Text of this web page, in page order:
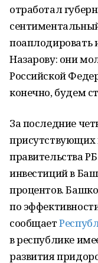
отработал
поаплодировать
Назарову: они
Российской
конечно, будем
За последние
правительства
инвестиций в
процентов.
по
сообщает
в республике
развития